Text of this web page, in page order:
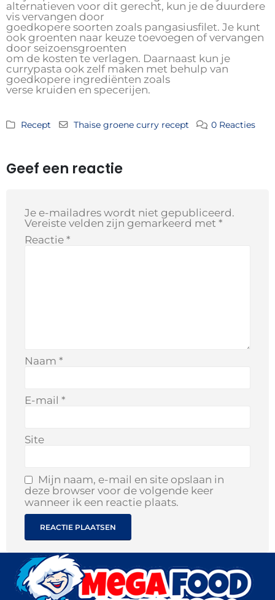
alternatieven voor dit gerecht, kun je de duurdere
vis vervangen door
goedkopere soorten zoals pangasiusfilet. Je kunt
ook groenten naar keuze toevoegen of vervangen
door seizoensgroenten
om de kosten te verlagen. Daarnaast kun je
currypasta ook zelf maken met behulp van
goedkopere ingrediënten zoals
verse kruiden en specerijen.
Recept Thaise groene curry recept 0 Reacties
Geef een reactie
Je e-mailadres wordt niet gepubliceerd.
Vereiste velden zijn gemarkeerd met *
Reactie *
Naam *
E-mail *
Site
Mijn naam, e-mail en site opslaan in
deze browser voor de volgende keer
wanneer ik een reactie plaats.